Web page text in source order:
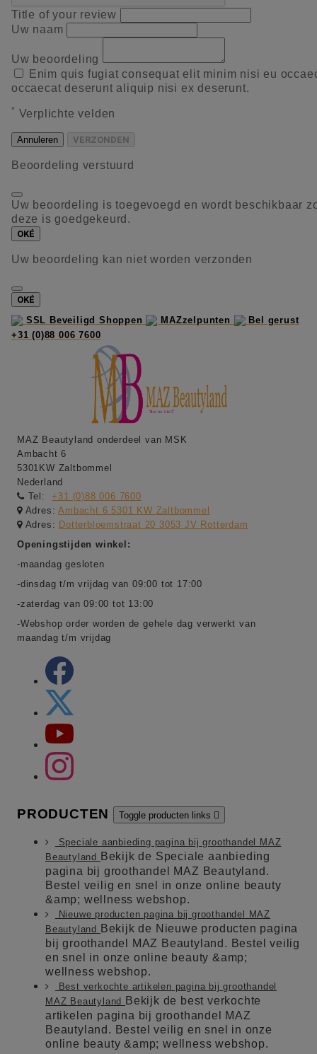
Title of your review
Uw naam
Uw beoordeling
Enim quis fugiat consequat elit minim nisi eu
occaecat deserunt aliquip nisi ex deserunt.
* Verplichte velden
Annuleren VERZONDEN
Beoordeling verstuurd
Uw beoordeling is toegevoegd en wordt beschikbaar
deze is goedgekeurd.
OKÉ
Uw beoordeling kan niet worden verzonden
OKÉ
SSL Beveiligd Shoppen
MAZzelpunten
Bel gerust
+31 (0)88 006 7600
MAZ Beautyland onderdeel van MSK
Ambacht 6
5301KW Zaltbommel
Nederland
Tel:
+31 (0)88 006 7600
Adres:Ambacht 6 5301 KW Zaltbommel
Adres: Dotterbloemstraat 20 3053 JV Rotterdam
Openingstijden winkel:
-maandag gesloten
-dinsdag t/m vrijdag van 09:00 tot 17:00
-zaterdag van 09:00 tot 13:00
-Webshop order worden de gehele dag verwerkt van
maandag t/m vrijdag
PRODUCTEN Toggle producten links 
Speciale aanbieding pagina bij groothandel MAZ
Beautyland
Bekijk de Speciale aanbieding
pagina bij groothandel MAZ Beautyland.
Bestel veilig en snel in onze online beauty
&amp; wellness webshop.
Nieuwe producten pagina bij groothandel MAZ
Beautyland
Bekijk de Nieuwe producten pagina
bij groothandel MAZ Beautyland. Bestel veilig
en snel in onze online beauty &amp;
wellness webshop.
Best verkochte artikelen pagina bij groothandel
MAZ Beautyland
Bekijk de best verkochte
artikelen pagina bij groothandel MAZ
Beautyland. Bestel veilig en snel in onze
online beauty &amp; wellness webshop.